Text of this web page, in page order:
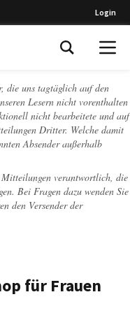
Login
die uns tagtäglich auf den
Lesern nicht vorenthalten
nicht bearbeitete und auf
Dritter. Welche damit
Absender außerhalb
verantwortlich, die
Bei Fragen dazu wenden Sie
den Versender der
für Frauen